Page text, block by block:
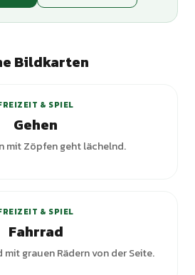
Bildkarten
& SPIEL
Gehen
mit Zöpfen geht lächelnd.
& SPIEL
Fahrrad
mit grauen Rädern von der Seite.